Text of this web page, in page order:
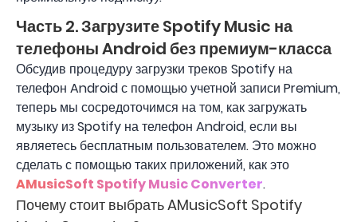
Часть 2. Загрузите Spotify Music на
телефоны Android без премиум-класса
Обсудив процедуру загрузки треков Spotify на
телефон Android с помощью учетной записи Premium,
теперь мы сосредоточимся на том, как загружать
музыку из Spotify на телефон Android, если вы
являетесь бесплатным пользователем. Это можно
сделать с помощью таких приложений, как это
AMusicSoft Spotify Music Converter.
Почему стоит выбрать AMusicSoft Spotify